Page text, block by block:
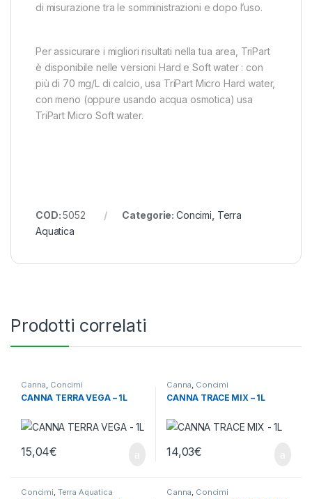
di misurazione tra le somministrazioni e dopo l’uso.
Per assicurare i migliori risultati nella tua area, TriPart
è disponibile nelle versioni Hard e Soft water : con
più di 70 mg/L di calcio, usa TriPart Micro Hard water,
con meno (oppure usando acqua osmotica) usa
TriPart Micro Soft water.
COD:5052 Categorie: Concimi Terra
Aquatica
Prodotti correlati
Canna, Concimi
CANNA TERRA VEGA – 1L
15,04€
Canna, Concimi
CANNA TRACE MIX – 1L
14,03€
Concimi, Terra Aquatica Canna, Concimi